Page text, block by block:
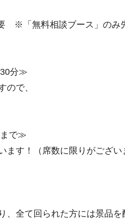
※「無料相談ブース」のみ
30分≫
で、
まで≫
す！（席数に限りがござい
全て回られた方には景品を